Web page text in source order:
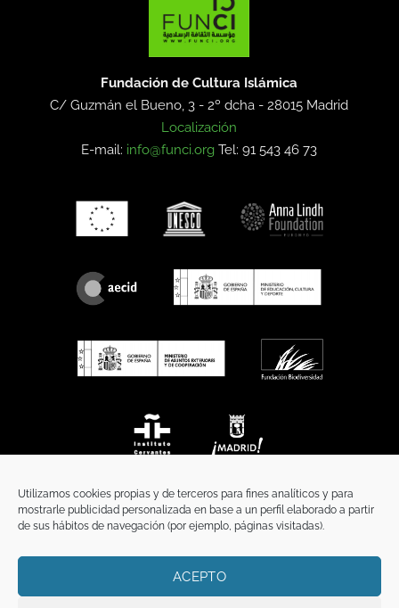
Utilizamos cookies propias y de terceros para fines analíticos y para
mostrarle publicidad personalizada en base a un perfil elaborado a partir
de sus hábitos de navegación (por ejemplo, páginas visitadas).
ACEPTO
Fundación de Cultura Islámica
C/ Guzmán el Bueno, 3 - 2º dcha -28015 Madrid
Localización
E-mail: info@funci.org Tel: 91 543 46 73